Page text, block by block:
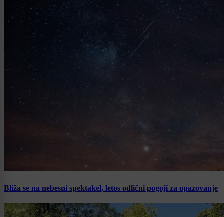
Bliža se na nebesni spektakel, letos odlični pogoji za opazovanje